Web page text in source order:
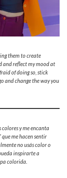
them to create
and reflect my mood at
of doing so, stick
and change the way you
y me encanta
me hacen sentir
no usás color o
inspirarte a
colorida.